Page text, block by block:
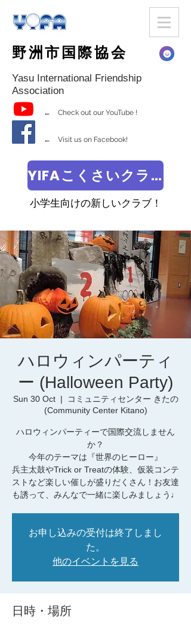
野洲市国際協会
Yasu International Friendship
Association
← Check out our YouTube !
← Visit us on Facebook!
YIFAこくさいクラブ
小学生向けの新しいクラブ！
ハロウィンパーティ
ー (Halloween Party)
Sun 30 Oct
  |
コミュニティセンター きたの
(Community Center Kitano)
ハロウィンパーティーで国際交流しません
か？
今年のテーマは『世界のヒーロー』
兵主太鼓やTrick or Treatの体験、仮装コンテ
ストなど楽しい催しが盛りだくさん！お友達
も誘って、みんなで一緒に楽しみましょう♩
お申し込みの受付は終了しまし
た。
他のイベントを見る
日時・場所